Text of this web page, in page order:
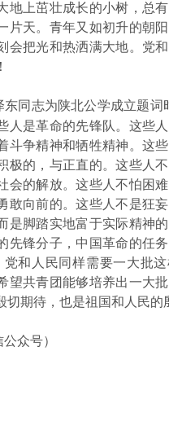
地上茁壮成长的小树，总
片天。青年又如初升的朝
会把光和热洒满大地。党
东同志为陕北公学成立题词
人是革命的先锋队。这些
斗争精神和牺牲精神。这
极的，与正直的。这些人
会的解放。这些人不怕困
敢向前的。这些人不是狂
是脚踏实地富于实际精神
先锋分子，中国革命的任
党和人民同样需要一大批
望共青团能够培养出一大
切期待，也是祖国和人民的
众号）